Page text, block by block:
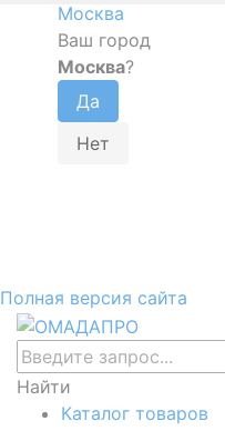
Москва
Ваш город
Москва?
Полная версия сайта
Найти
Каталог товаров